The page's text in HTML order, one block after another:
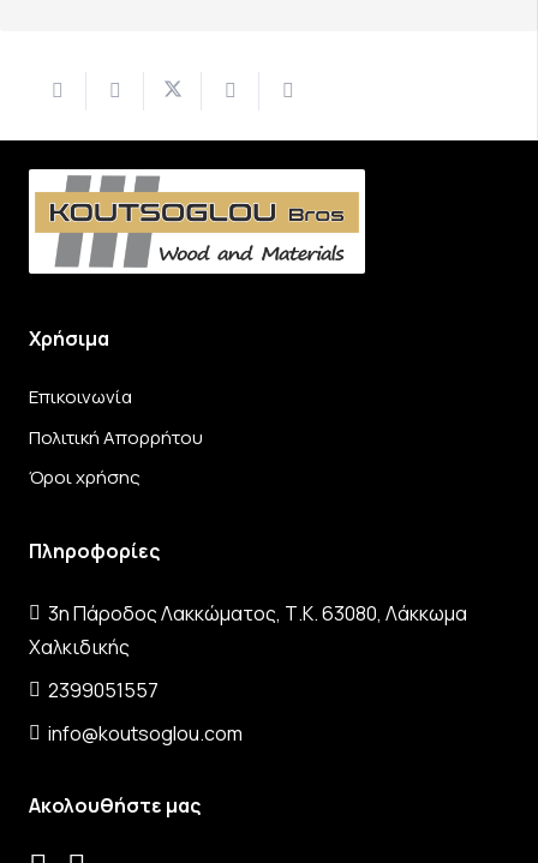
Χρήσιμα
Επικοινωνία
Πολιτική Απορρήτου
Όροι χρήσης
Πληροφορίες
3η Πάροδος Λακκώματος, Τ.Κ. 63080, Λάκκωμα
Χαλκιδικής
2399051557
info@koutsoglou.com
Ακολουθήστε μας